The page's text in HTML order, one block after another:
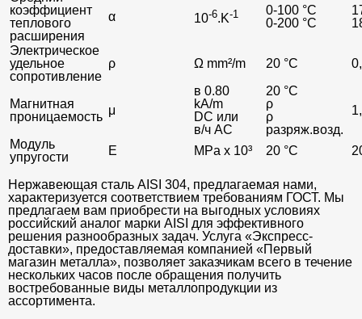
коэффициент
теплового
расширения
α 10-6.K-1
0-100 °C
0-200 °C
Электрическое
удельное
сопротивление
ρ Ω mm²/m 20 °C
Магнитная
проницаемость μ
в 0.80
kA/m
DC или
в/ч AC
20 °C
ρ
ρ
разряж.возд.
Модуль
упругости
E MPa x 10³ 20 °C
Нержавеющая сталь AISI 304, предлагаемая нами,
характеризуется соответствием требованиям ГОСТ. Мы
предлагаем вам приобрести на выгодных условиях
российский аналог марки AISI для эффективного
решения разнообразных задач. Услуга «Экспресс-
доставки», предоставляемая компанией «Первый
магазин металла», позволяет заказчикам всего в течение
нескольких часов после обращения получить
востребованные виды металлопродукции из
ассортимента.